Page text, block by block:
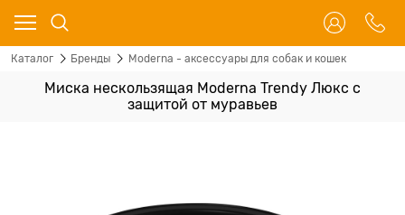
Каталог Бренды Moderna - аксессуары для собак и кошек
Миска нескользящая Moderna Trendy Люкс с
защитой от муравьев